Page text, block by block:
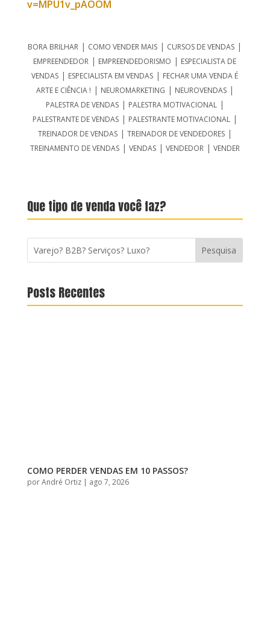
v=MPU1v_pAOOM
BORA BRILHAR | COMO VENDER MAIS | CURSOS DE VENDAS |
EMPREENDEDOR | EMPREENDEDORISMO | ESPECIALISTA DE
VENDAS | ESPECIALISTA EM VENDAS | FECHAR UMA VENDA É
ARTE E CIÊNCIA ! | NEUROMARKETING | NEUROVENDAS|
PALESTRA DE VENDAS| PALESTRA MOTIVACIONAL |
PALESTRANTE DE VENDAS| PALESTRANTE MOTIVACIONAL |
TREINADOR DE VENDAS| TREINADOR DE VENDEDORES|
TREINAMENTO DE VENDAS| VENDAS| VENDEDOR | VENDER
Que tipo de venda você faz?
Posts Recentes
COMO PERDER VENDAS EM 10 PASSOS?
porAndré Ortiz| ago 7, 2026